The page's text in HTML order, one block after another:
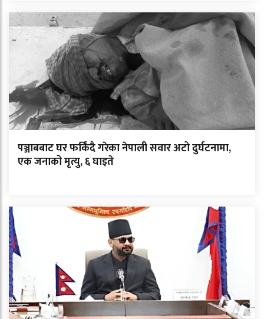
पञ्जाबबाट घर फर्किंदै गरेका नेपाली सवार अटो दुर्घटनामा,
एक जनाको मृत्यु, ६ घाइते